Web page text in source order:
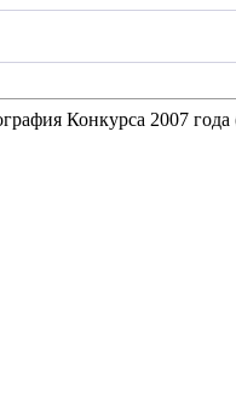
Конкурса 2007